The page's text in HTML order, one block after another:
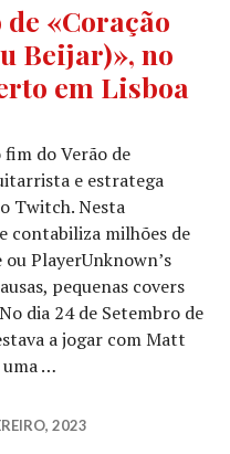
«Coração
Beijar)», no
em Lisboa
do Verão de
e estratega
Twitch. Nesta
contabiliza milhões de
PlayerUnknown’s
pequenas covers
dia 24 de Setembro de
a jogar com Matt
uma …
versão de «Coração
2023